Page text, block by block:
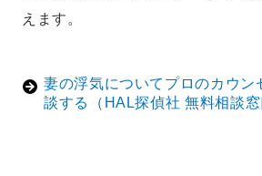
えます。
妻の浮気についてプロのカウン
談する（HAL探偵社 無料相談窓